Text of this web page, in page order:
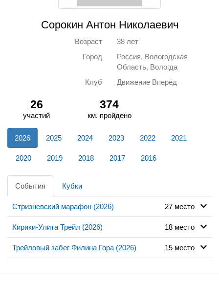
Сорокин Антон Николаевич
Возраст
38 лет
Город
Россия, Вологодская
Область, Вологда
Клуб
Движение Вперёд
26
участий
374
км. пройдено
2026 2025 2024 2023 2022 2021
2020 2019 2018 2017 2016
События Кубки
Стризневский марафон (2026) 27 место
Кирики-Улита Трейл (2026) 18 место
Трейловый забег Филина Гора (2026) 15 место